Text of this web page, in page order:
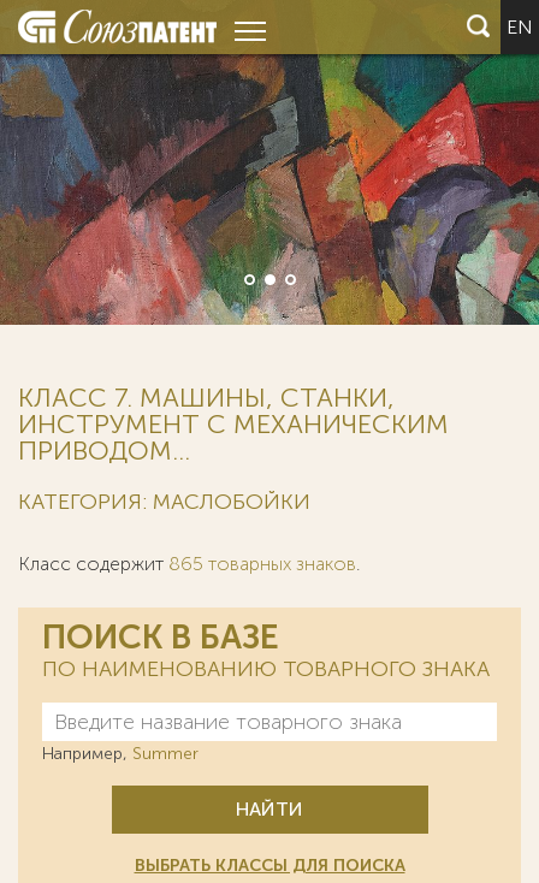
EN
КЛАСС 7. МАШИНЫ, СТАНКИ,
ИНСТРУМЕНТ С МЕХАНИЧЕСКИМ
ПРИВОДОМ...
КАТЕГОРИЯ: МАСЛОБОЙКИ
Класс содержит 865 товарных знаков.
ПОИСК В БАЗЕ
ПО НАИМЕНОВАНИЮ ТОВАРНОГО ЗНАКА
Например, Summer
НАЙТИ
ВЫБРАТЬ КЛАССЫ ДЛЯ ПОИСКА